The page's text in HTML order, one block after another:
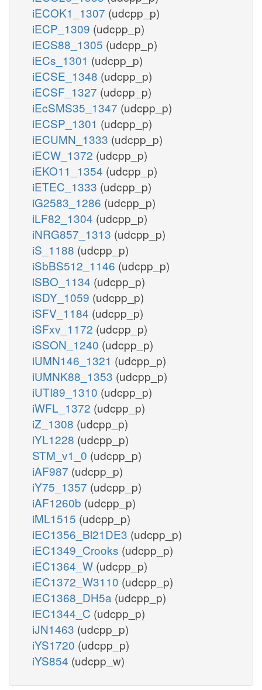
iECOK1_1307 (udcpp_p)
iECP_1309 (udcpp_p)
iECS88_1305 (udcpp_p)
iECs_1301 (udcpp_p)
iECSE_1348 (udcpp_p)
iECSF_1327 (udcpp_p)
iEcSMS35_1347 (udcpp_p)
iECSP_1301 (udcpp_p)
iECUMN_1333 (udcpp_p)
iECW_1372 (udcpp_p)
iEKO11_1354 (udcpp_p)
iETEC_1333 (udcpp_p)
iG2583_1286 (udcpp_p)
iLF82_1304 (udcpp_p)
iNRG857_1313 (udcpp_p)
iS_1188 (udcpp_p)
iSbBS512_1146 (udcpp_p)
iSBO_1134 (udcpp_p)
iSDY_1059 (udcpp_p)
iSFV_1184 (udcpp_p)
iSFxv_1172 (udcpp_p)
iSSON_1240 (udcpp_p)
iUMN146_1321 (udcpp_p)
iUMNK88_1353 (udcpp_p)
iUTI89_1310 (udcpp_p)
iWFL_1372 (udcpp_p)
iZ_1308 (udcpp_p)
iYL1228 (udcpp_p)
STM_v1_0 (udcpp_p)
iAF987 (udcpp_p)
iY75_1357 (udcpp_p)
iAF1260b (udcpp_p)
iML1515 (udcpp_p)
iEC1356_Bl21DE3 (udcpp_p)
iEC1349_Crooks (udcpp_p)
iEC1364_W (udcpp_p)
iEC1372_W3110 (udcpp_p)
iEC1368_DH5a (udcpp_p)
iEC1344_C (udcpp_p)
iJN1463 (udcpp_p)
iYS1720 (udcpp_p)
iYS854 (udcpp_w)